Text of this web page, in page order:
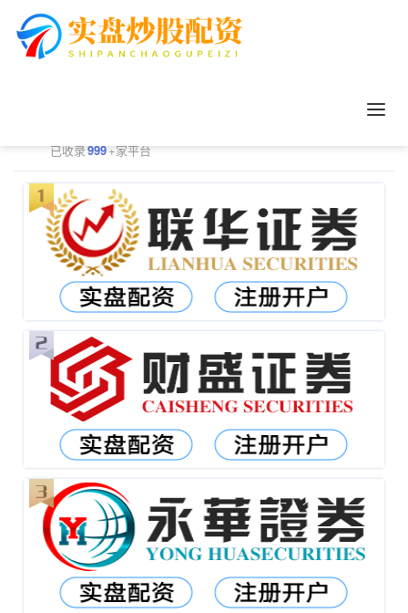
已收录999+家平台